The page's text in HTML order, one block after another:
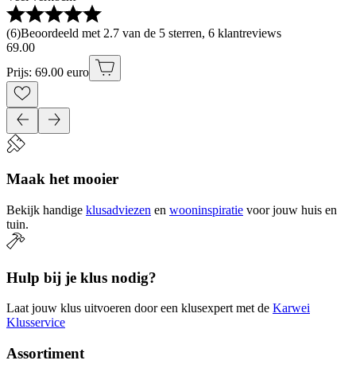
(6)Beoordeeld met 2.7 van de 5 sterren, 6 klantreviews
69.00
Prijs: 69.00 euro
Maak het mooier
Bekijk handige klusadviezen en wooninspiratie voor jouw huis en
tuin.
Hulp bij je klus nodig?
Laat jouw klus uitvoeren door een klusexpert met de Karwei
Klusservice
Assortiment